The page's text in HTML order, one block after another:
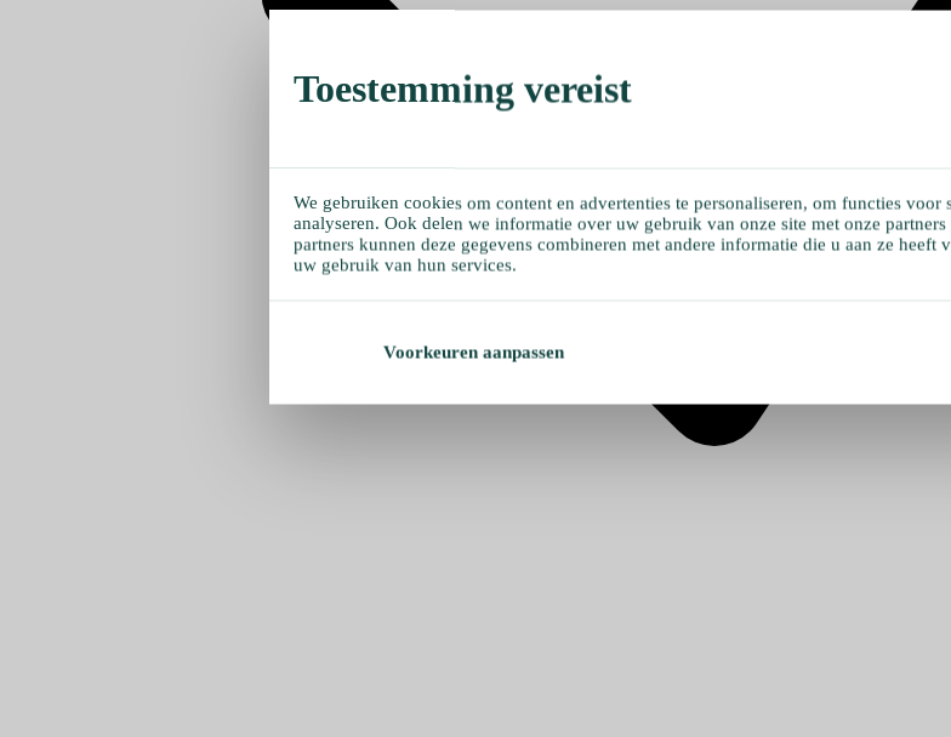
Toestemming vereist
We gebruiken cookies om content en advertenties te personaliseren, om functies
analyseren. Ook delen we informatie over uw gebruik van onze site met onze
partners kunnen deze gegevens combineren met andere informatie die u aan ze heeft
uw gebruik van hun services.
Voorkeuren aanpassen